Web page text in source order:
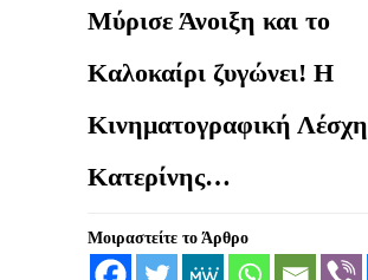
Μύρισε Άνοιξη και το
Καλοκαίρι ζυγώνει! Η
Κινηματογραφική Λέσχη
Κατερίνης…
Μοιραστείτε το Άρθρο